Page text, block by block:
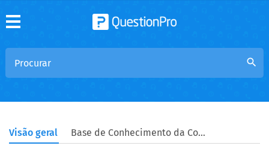
search
Visão geral Base de Conhecimento da Comunidade